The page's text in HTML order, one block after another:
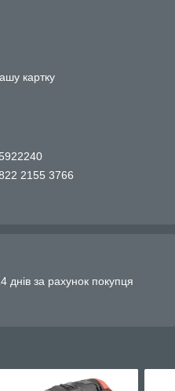
картку
2155 3766
за рахунок покупця